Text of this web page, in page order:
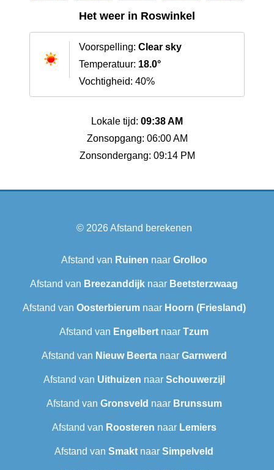
Het weer in Roswinkel
Voorspelling: Clear sky
Temperatuur: 18.0°
Vochtigheid: 40%
Lokale tijd: 09:38 AM
Zonsopgang: 06:00 AM
Zonsondergang: 09:14 PM
© 2026Afstand berekenen
Afstand van Ruinen naar Grolloo
Afstand van Breezanddijk naar Beetsterzwaag
Afstand van Oosterbierumnaar Hoorn (Friesland)
Afstand van Engelbert naar Tzum
Afstand van Nieuw Beertanaar Garnwerd
Afstand van Uithuizen naar Schouwerzijl
Afstand van Gronsveld naar Brunssum
Afstand van Roosteren naar Lemiers
Afstand van Smakt naar Simpelveld